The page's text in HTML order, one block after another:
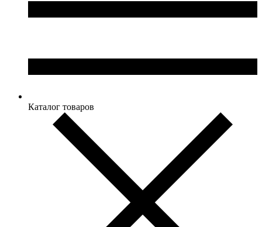
Каталог товаров